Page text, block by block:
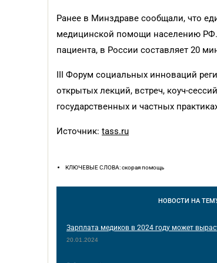
Ранее в Минздраве сообщали, что
медицинской помощи населению РФ.
пациента, в России составляет 20
III Форум социальных инноваций
открытых лекций, встреч, коуч-
государственных и частных
Источник: tass.ru
КЛЮЧЕВЫЕ СЛОВА: скорая помощь
НОВОСТИ НА
Зарплата медиков в 2024 году может
20.01.2024